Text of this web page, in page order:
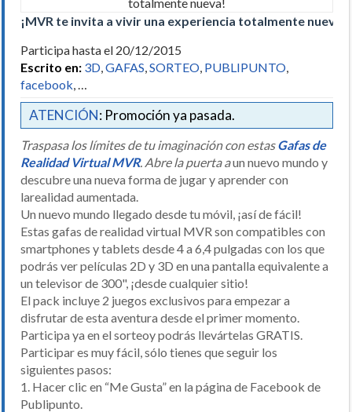
¡MVR te invita a vivir una experiencia totalmente nueva!
Participa hasta el 20/12/2015
Escrito en: 3D,GAFAS,SORTEO, PUBLIPUNTO,
facebook, …
ATENCIÓN: Promoción ya pasada.
Traspasa los límites de tu imaginación con estasGafas de
Realidad Virtual MVR. Abre la puerta aun nuevo mundo y
descubre una nueva forma de jugar y aprender con
larealidad aumentada.
Un nuevo mundo llegado desde tu móvil, ¡así de fácil!
Estas gafas de realidad virtual MVR son compatibles con
smartphones y tablets desde 4 a 6,4 pulgadas con los que
podrás ver películas 2D y 3D en una pantalla equivalente a
un televisor de 300", ¡desde cualquier sitio!
El pack incluye 2 juegos exclusivos para empezar a
disfrutar de esta aventura desde el primer momento.
Participa ya en el sorteoy podrás llevártelas GRATIS.
Participar es muy fácil, sólo tienes que seguir los
siguientes pasos:
1. Hacer clic en “Me Gusta” en la página de Facebook de
Publipunto.